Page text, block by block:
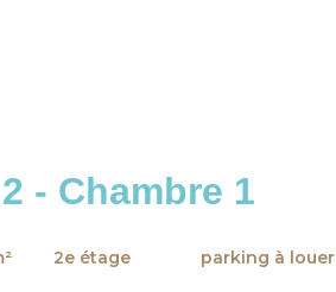
- Chambre 1
2e étage parking à louer